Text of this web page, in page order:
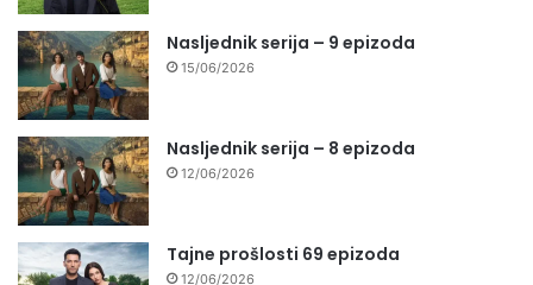
Nasljednik serija – 9 epizoda
15/06/2026
Nasljednik serija – 8 epizoda
12/06/2026
Tajne prošlosti 69 epizoda
12/06/2026